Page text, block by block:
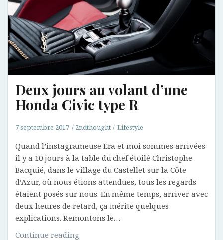
Deux jours au volant d’une
Honda Civic type R
7 septembre 2017 2ndthought Lifestyle
Quand l’instagrameuse Era et moi sommes arrivées
il y a 10 jours à la table du chef étoilé Christophe
Bacquié, dans le village du Castellet sur la Côte
d’Azur, où nous étions attendues, tous les regards
étaient posés sur nous. En même temps, arriver avec
deux heures de retard, ça mérite quelques
explications. Remontons le…
Continue reading